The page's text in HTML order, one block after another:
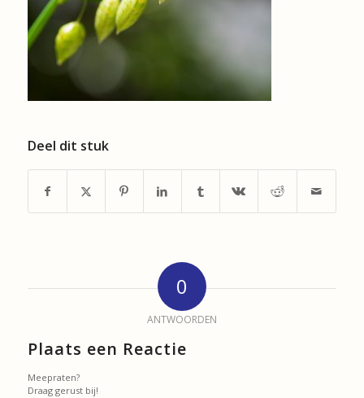
Deel dit stuk
0
ANTWOORDEN
Plaats een Reactie
Meepraten?
Draag gerust bij!